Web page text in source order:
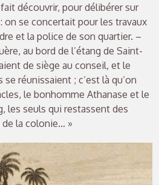
découvrir, pour délibérer sur
on se concertait pour les travaux
et la police de son quartier. –
au bord de l’étang de Saint-
de siège au conseil, et le
réunissaient ; c’est là qu’on
le bonhomme Athanase et le
les seuls qui restassent des
la colonie… »